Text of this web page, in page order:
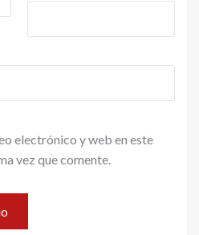
electrónico y web en este
vez que comente.